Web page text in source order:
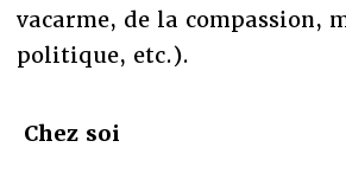
vacarme, de la compassion,
politique, etc.).
Chez soi